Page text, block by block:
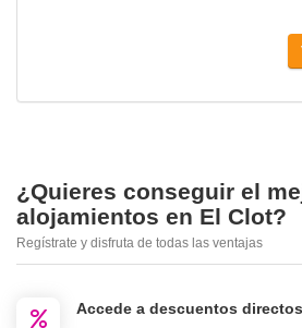
¿Quieres conseguir el
alojamientos en El Clot?
Regístrate y disfruta de todas las ventajas
Accede a descuentos directos